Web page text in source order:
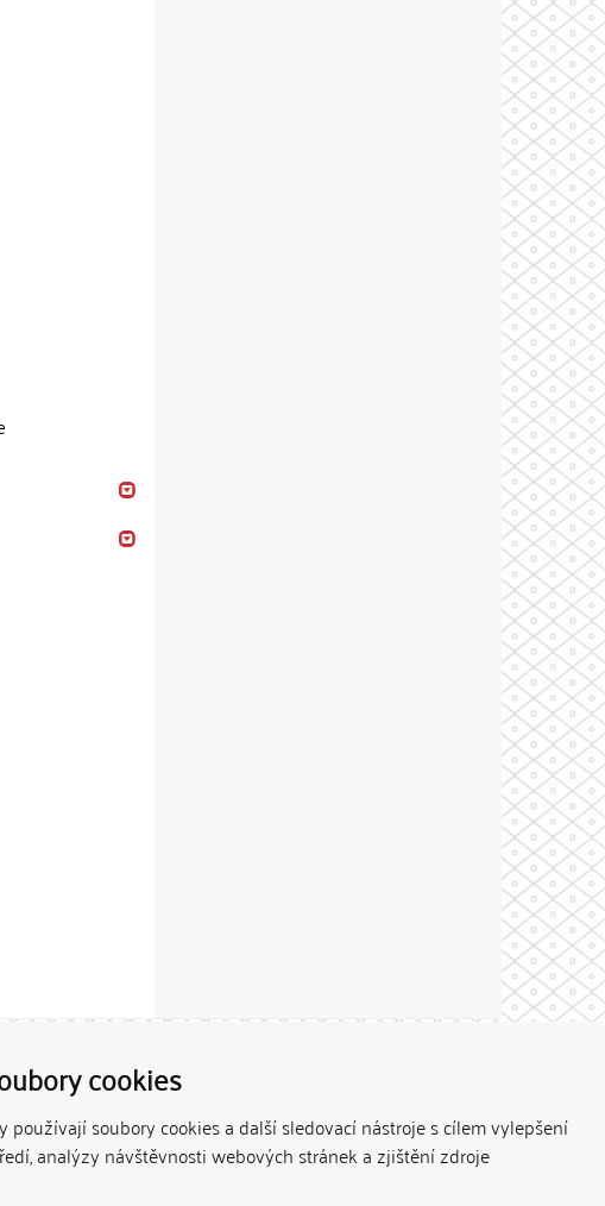
cookies
používají soubory cookies a další sledovací nástroje s cílem vylepšení
analýzy návštěvnosti webových stránek a zjištění zdroje